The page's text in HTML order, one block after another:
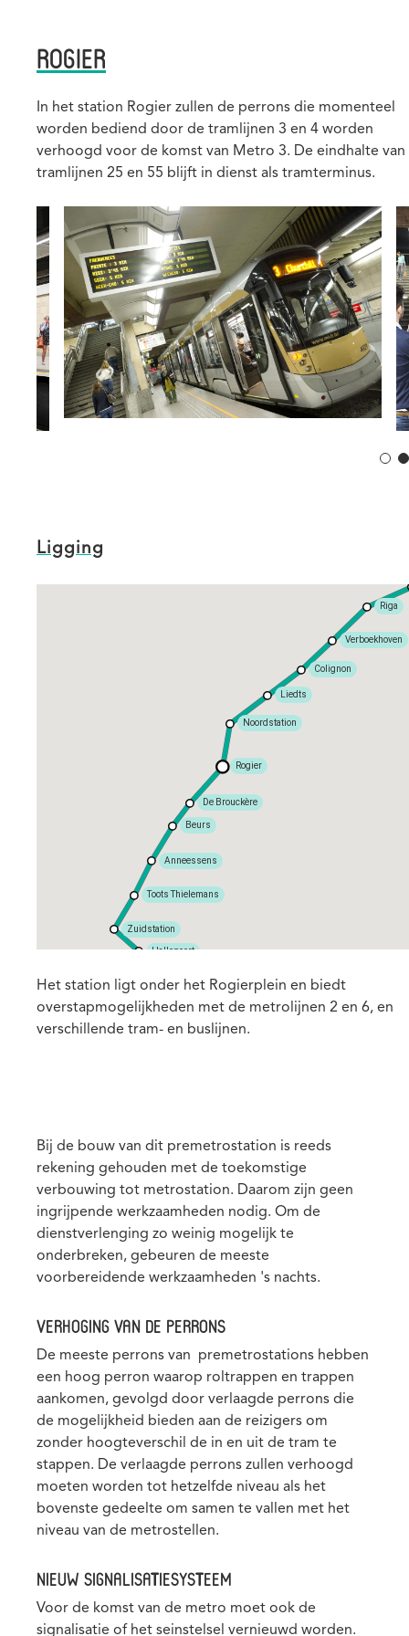
ROGIER
Beschrijving
In het station Rogier zullen de perrons die momenteel
worden bediend door de tramlijnen 3 en 4 worden
verhoogd voor de komst van Metro 3. De eindhalte van
tramlijnen 25 en 55 blijft in dienst als tramterminus.
Afbeelding
Ligging
Het station ligt onder het Rogierplein en biedt
overstapmogelijkheden met de metrolijnen 2 en 6, en
verschillende tram- en buslijnen.
Horta
Sint-Gillisvoorplein
Hallepoort
Zuidstation
Toots Thielemans
Anneessens
Beurs
De Brouckère
Rogier
Noordstation
Liedts
Colignon
Verboekhoven
Riga
Bij de bouw van dit premetrostation is reeds
rekening gehouden met de toekomstige
verbouwing tot metrostation. Daarom zijn geen
ingrijpende werkzaamheden nodig. Om de
dienstverlenging zo weinig mogelijk te
onderbreken, gebeuren de meeste
voorbereidende werkzaamheden 's nachts.
VERHOGING VAN DE PERRONS
De meeste perrons van premetrostations hebben
een hoog perron waarop roltrappen en trappen
aankomen, gevolgd door verlaagde perrons die
de mogelijkheid bieden aan de reizigers om
zonder hoogteverschil de in en uit de tram te
stappen. De verlaagde perrons zullen verhoogd
moeten worden tot hetzelfde niveau als het
bovenste gedeelte om samen te vallen met het
niveau van de metrostellen.
NIEUW SIGNALISATIESYSTEEM
Voor de komst van de metro moet ook de
signalisatie of het seinstelsel vernieuwd worden.